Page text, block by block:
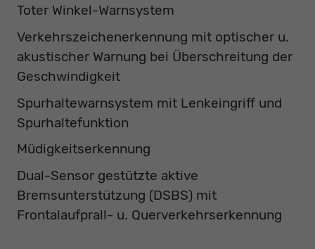
Toter Winkel-Warnsystem
Verkehrszeichenerkennung mit optischer u.
akustischer Warnung bei Überschreitung der
Geschwindigkeit
Spurhaltewarnsystem mit Lenkeingriff und
Spurhaltefunktion
Müdigkeitserkennung
Dual-Sensor gestützte aktive
Bremsunterstützung (DSBS) mit
Frontalaufprall- u. Querverkehrserkennung